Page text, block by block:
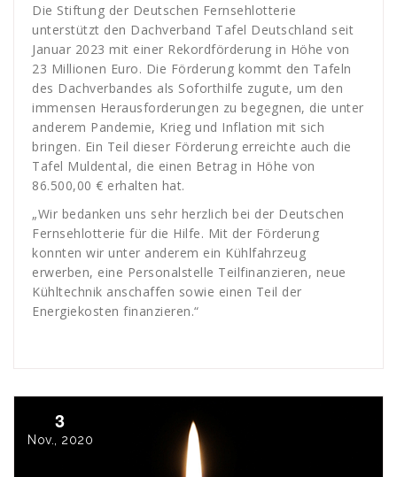
Die Stiftung der Deutschen Fernsehlotterie
unterstützt den Dachverband Tafel Deutschland seit
Januar 2023 mit einer Rekordförderung in Höhe von
23 Millionen Euro. Die Förderung kommt den Tafeln
des Dachverbandes als Soforthilfe zugute, um den
immensen Herausforderungen zu begegnen, die unter
anderem Pandemie, Krieg und Inflation mit sich
bringen. Ein Teil dieser Förderung erreichte auch die
Tafel Muldental, die einen Betrag in Höhe von
86.500,00 € erhalten hat.
„Wir bedanken uns sehr herzlich bei der Deutschen
Fernsehlotterie für die Hilfe. Mit der Förderung
konnten wir unter anderem ein Kühlfahrzeug
erwerben, eine Personalstelle Teilfinanzieren, neue
Kühltechnik anschaffen sowie einen Teil der
Energiekosten finanzieren.“
3
Nov., 2020